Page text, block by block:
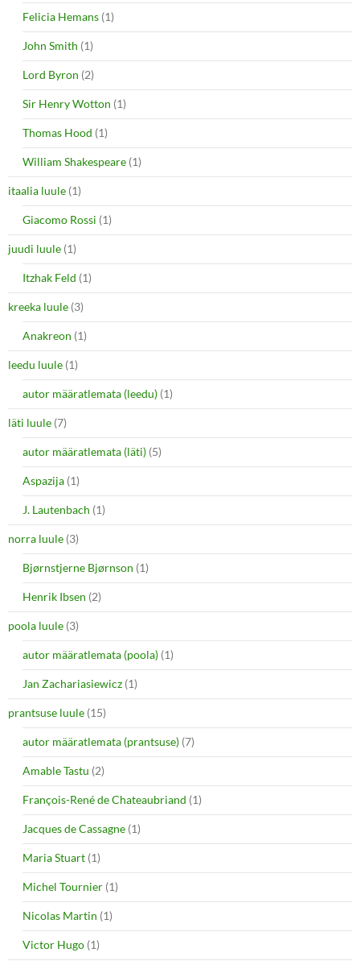
Felicia Hemans (1)
John Smith (1)
Lord Byron (2)
Sir Henry Wotton (1)
Thomas Hood (1)
William Shakespeare (1)
itaalia luule (1)
Giacomo Rossi (1)
juudi luule (1)
Itzhak Feld (1)
kreeka luule (3)
Anakreon (1)
leedu luule (1)
autor määratlemata (leedu) (1)
läti luule (7)
autor määratlemata (läti) (5)
Aspazija (1)
J. Lautenbach (1)
norra luule (3)
Bjørnstjerne Bjørnson (1)
Henrik Ibsen (2)
poola luule (3)
autor määratlemata (poola) (1)
Jan Zachariasiewicz (1)
prantsuse luule (15)
autor määratlemata (prantsuse) (7)
Amable Tastu (2)
François-René de Chateaubriand (1)
Jacques de Cassagne (1)
Maria Stuart (1)
Michel Tournier (1)
Nicolas Martin (1)
Victor Hugo (1)